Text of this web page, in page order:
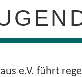
e.V. führt